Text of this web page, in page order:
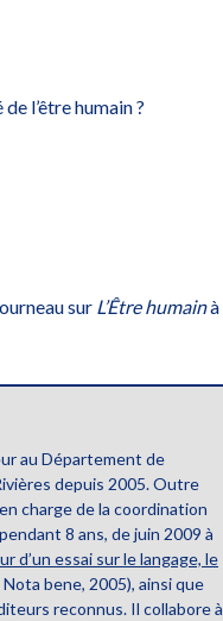
l’être humain ?
sur L’Être humainà
au Département de
depuis 2005. Outre
charge de la coordination
8 ans, de juin 2009 à
d’un essai sur le langage, le
bene, 2005), ainsi que
reconnus. Il collabore à